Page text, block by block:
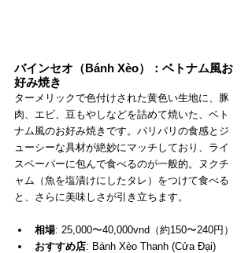
バインセオ（Bánh Xèo）：ベトナム風お
好み焼き
ターメリックで色付けされた黄色い生地に、豚
肉、エビ、豆もやしなどを詰めて焼いた、ベト
ナム風のお好み焼きです。パリパリの食感とジ
ューシーな具材が絶妙にマッチしており、ライ
スペーパーに包んで食べるのが一般的。ヌクチ
ャム（魚を塩漬けにしたタレ）をつけて食べる
と、さらに美味しさが引き立ちます。
相場: 25,000〜40,000vnd（約150〜240円）
おすすめ店: Bánh Xèo Thanh (Cửa Đại)